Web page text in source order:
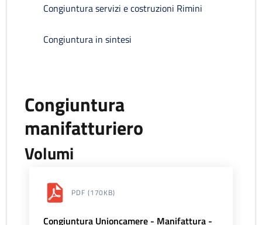
Congiuntura servizi e costruzioni Rimini
Congiuntura in sintesi
Congiuntura
manifatturiero
Volumi
PDF (170KB)
Congiuntura Unioncamere - Manifattura -